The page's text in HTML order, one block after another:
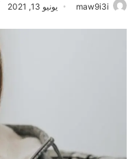
maw9i3i يونيو 13, 2021